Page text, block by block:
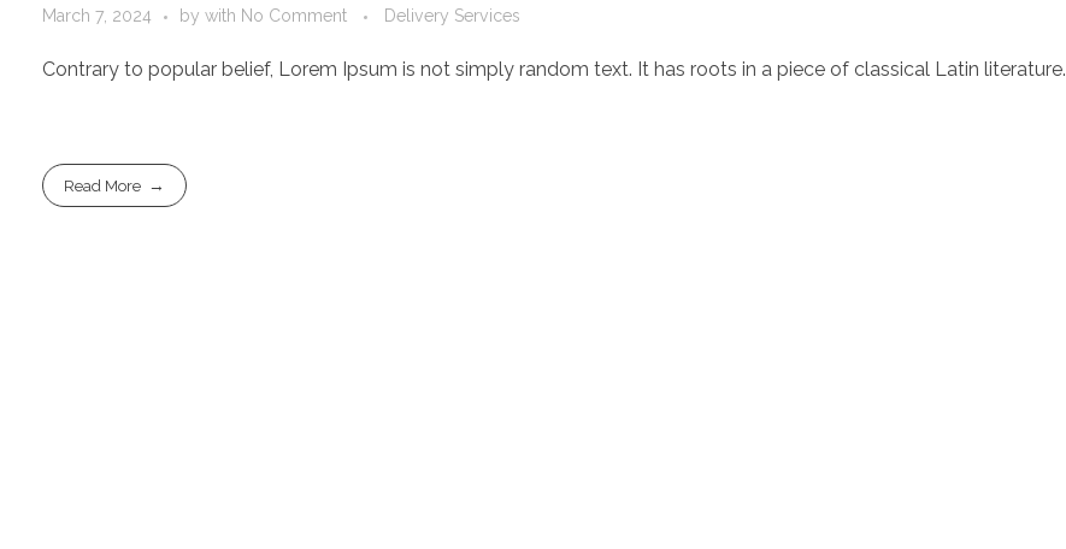
March 7, 2024 by with No Comment Delivery Services
Contrary to popular belief, Lorem Ipsum is not simply random text. It has roots in a piece of classical Latin literature.
Read More